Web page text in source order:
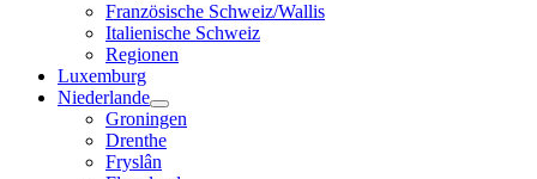
Französische Schweiz/Wallis
Italienische Schweiz
Regionen
Luxemburg
Niederlande
Groningen
Drenthe
Fryslân